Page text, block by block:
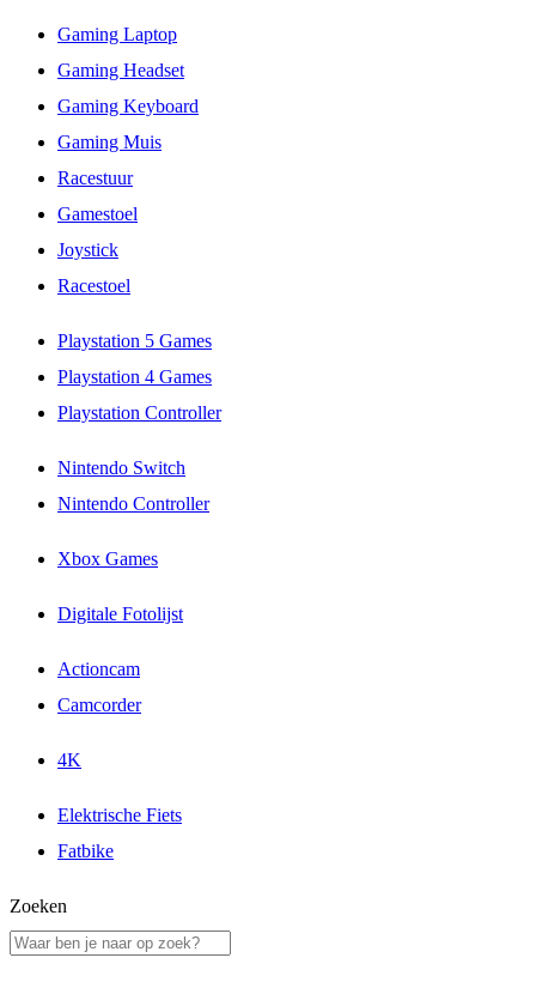
Gaming Laptop
Gaming Headset
Gaming Keyboard
Gaming Muis
Racestuur
Gamestoel
Joystick
Racestoel
Playstation 5 Games
Playstation 4 Games
Playstation Controller
Nintendo Switch
Nintendo Controller
Xbox Games
Digitale Fotolijst
Actioncam
Camcorder
4K
Elektrische Fiets
Fatbike
Zoeken